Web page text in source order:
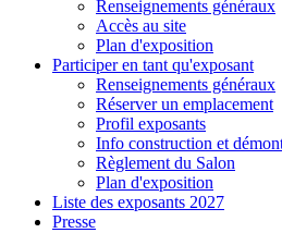
Renseignements généraux
Accès au site
Plan d'exposition
Participer en tant qu'exposant
Renseignements généraux
Réserver un emplacement
Profil exposants
Info construction et
Règlement du Salon
Plan d'exposition
Liste des exposants 2027
Presse